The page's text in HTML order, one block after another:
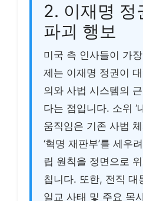
2. 이재명 정
파괴 행보
미국 측 인사들이 가
제는 이재명 정권이
의와 사법 시스템의
다는 점입니다. 소위 ‘
움직임은 기존 사법
‘혁명 재판부’를 세우
립 원칙을 정면으로
칩니다. 또한, 전직 대
일교 사태 및 주요 목